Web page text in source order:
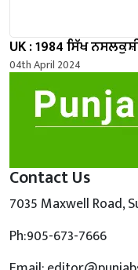
UK : 1984 ਸਿੱਖ
04th April 2024
Contact Us
7035 Maxwell Road,
Ph:905-673-7666